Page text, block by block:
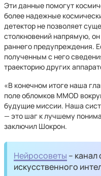
Эти данные помогут
более надежные
детектор не позволяет
столкновений напрямую,
раннего предупреждения.
полученным с него
траекторию других
«В конечном итоге наша
поле обломков MMOD
будущие миссии. Наша
— это шаг к лучшему
заключил Шокрон.
Нейросоветы – канал
искусственного